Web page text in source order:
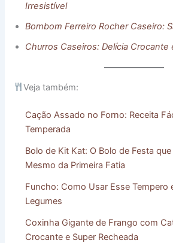
Irresistível
Bombom Ferreiro Rocher Caseiro:
Churros Caseiros: Delícia Crocante
Veja também:
Cação Assado no Forno: Receita
Temperada
Bolo de Kit Kat: O Bolo de Festa
Mesmo da Primeira Fatia
Funcho: Como Usar Esse Tempero
Legumes
Coxinha Gigante de Frango com
Crocante e Super Recheada